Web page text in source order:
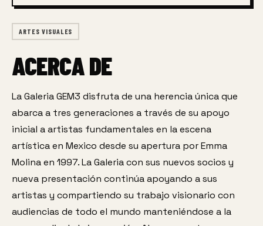
ARTES VISUALES
ACERCA DE
La Galeria GEM3 disfruta de una herencia única que
abarca a tres generaciones a través de su apoyo
inicial a artistas fundamentales en la escena
artística en Mexico desde su apertura por Emma
Molina en 1997. La Galeria con sus nuevos socios y
nueva presentación continúa apoyando a sus
artistas y compartiendo su trabajo visionario con
audiencias de todo el mundo manteniéndose a la